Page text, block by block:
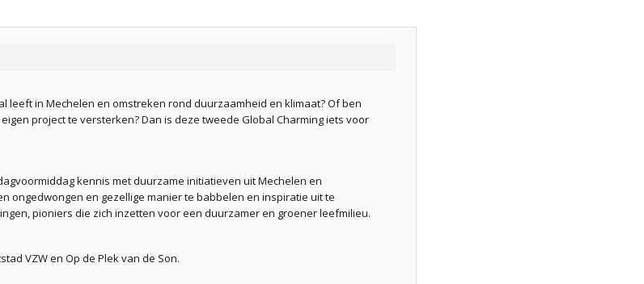
leeft in Mechelen en omstreken rond duurzaamheid en klimaat? Of ben
project te versterken? Dan is deze tweede Global Charming iets voor
kennis met duurzame initiatieven uit Mechelen en
ongedwongen en gezellige manier te babbelen en inspiratie uit te
pioniers die zich inzetten voor een duurzamer en groener leefmilieu.
VZW en Op de Plek van de Son.